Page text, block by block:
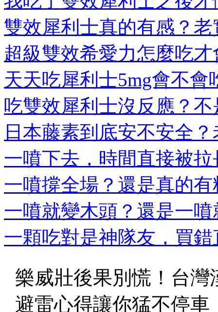
雙效犀利士真的有感？
超級雙效希愛力怎麼吃
天天吃犀利士5mg會不會
吃雙效犀利士沒反應？
日本藤素到底安不安全
一噴下去，時間直接被
一噴撐全場？還是真的
一噴就變木頭？還是一
一顆吃對是神隊友，買
樂威壯後果別慌！台灣
避雷心得讓你猛不停車